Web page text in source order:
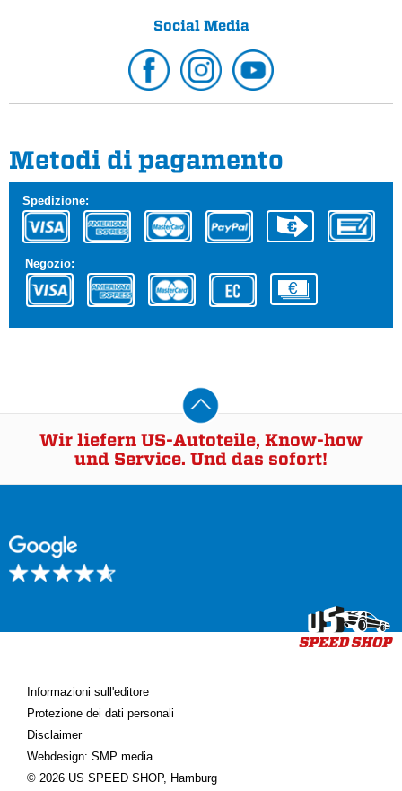
Social Media
Metodi di pagamento
Spedizione:
Negozio:
Wir liefern US-Autoteile, Know-how
und Service. Und das sofort!
Informazioni sull'editore
Protezione dei dati personali
Disclaimer
Webdesign: SMP media
© 2026 US SPEED SHOP, Hamburg